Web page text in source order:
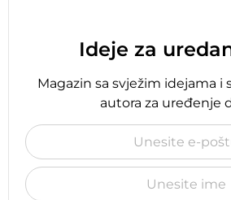
Ideje za
Magazin sa svježim idejama i
autora za uređenje